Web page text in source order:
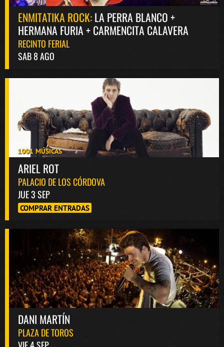
ENMITATIKA ROCK:LA PERRA BLANCO +
HERMANA FURIA + CARMENCITA CALAVERA
RECINTO FERIAL
SAB 8 AGO
1001 MÚSICAS
ARIEL ROT
PALACIO DE LOS CÓRDOVA
JUE 3 SEP
COMPRAR ENTRADAS
DANI MARTÍN
PLAZA DE TOROS